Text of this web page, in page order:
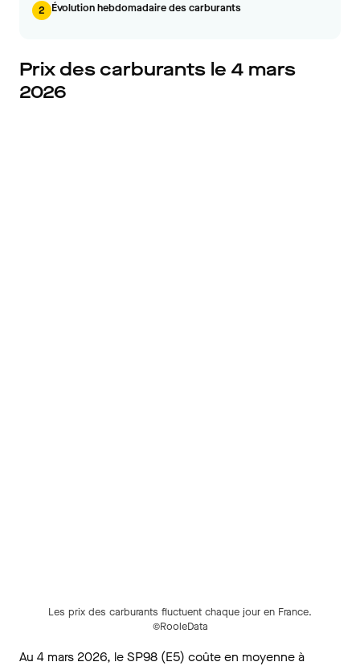
2 Évolution hebdomadaire des carburants
Prix des carburants le 4 mars
2026
Les prix des carburants fluctuent chaque jour en France.
©RooleData
Au 4 mars 2026, le SP98 (E5) coûte en moyenne à